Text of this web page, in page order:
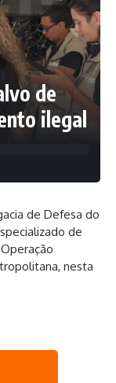
de
ilegal
de Defesa do
de
nesta